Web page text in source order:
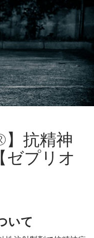
】抗精神
ゼプリオ
いて